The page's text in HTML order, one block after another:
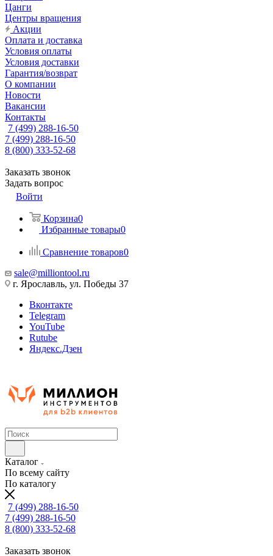
Цанги
Центры вращения
Акции
Оплата и доставка
Условия оплаты
Условия доставки
Гарантия/возврат
О компании
Новости
Вакансии
Контакты
7 (499) 288-16-50
7 (499) 288-16-50
8 (800) 333-52-68
Заказать звонок
Задать вопрос
Войти
Корзина0
Избранные товары0
Сравнение товаров0
sale@milliontool.ru
г. Ярославль, ул. Победы 37
Вконтакте
Telegram
YouTube
Rutube
Яндекс.Дзен
Каталог
По всему сайту
По каталогу
7 (499) 288-16-50
7 (499) 288-16-50
8 (800) 333-52-68
Заказать звонок